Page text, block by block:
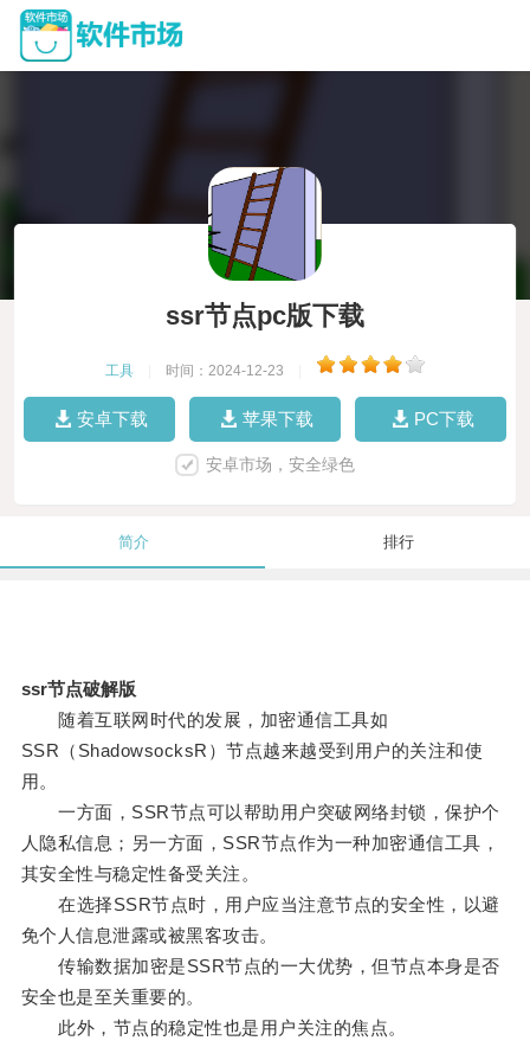
ssr节点pc版下载
工具 时间：2024-12-23
安卓下载 苹果下载 PC下载
安卓市场，安全绿色
简介 排行
ssr节点破解版
随着互联网时代的发展，加密通信工具如
SSR（ShadowsocksR）节点越来越受到用户的关注和使
用。
一方面，SSR节点可以帮助用户突破网络封锁，保护个
人隐私信息；另一方面，SSR节点作为一种加密通信工具，
其安全性与稳定性备受关注。
在选择SSR节点时，用户应当注意节点的安全性，以避
免个人信息泄露或被黑客攻击。
传输数据加密是SSR节点的一大优势，但节点本身是否
安全也是至关重要的。
此外，节点的稳定性也是用户关注的焦点。